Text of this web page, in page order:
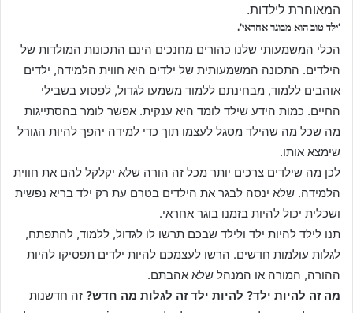
המאוחרת לילדות.
‘ילד טוב הוא מבוגר אחראי’.
הכלי המשמעותי שלנו כהורים מחנכים הינם התכונות המולדות של
הילדים. התכונה המשמעותית של ילדים היא חווית הלמידה, ילדים
אוהבים ללמוד, מבחינתם ללמוד משמעו לגדול, לפסוע בשבילי
החיים. כמות הידע שילד לומד היא ענקית. אפשר לומר בהסתייגות
מה שכל מה שהילד מסגל לעצמו תוך כדי למידה יהפך להיות הגורל
שימצא אותו.
לכן מה שילדים צרכים יותר מכל זה הורה שלא יקלקל להם את חווית
הלמידה. שלא ינסה לבגר את הילדים בטרם עת רק ילד בריא נפשית
ושכלית יכול להיות בזמנו בוגר אחראי.
תנו לילד להיות ילד ולילד שבכם תרשו לו לגדול, ללמוד, להתפתח,
לגלות עולמות חדשים. הרשו לעצמכם להיות ילדים תפסיקו להיות
ההורה, המורה או המנהל שלא אהבתם.
מה זה להיות ילד? להיות ילד זה לגלות מה חדש? זה חדשנות